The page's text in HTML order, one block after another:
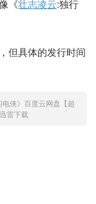
《壮志凌云:独行
但具体的发行时间
侠》百度云网盘【超
雷下载